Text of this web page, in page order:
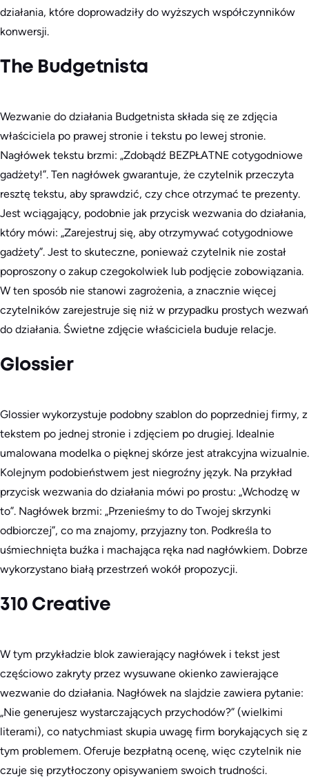
działania, które doprowadziły do wyższych współczynników
konwersji.
The Budgetnista
Wezwanie do działania Budgetnista składa się ze zdjęcia
właściciela po prawej stronie i tekstu po lewej stronie.
Nagłówek tekstu brzmi: „Zdobądź BEZPŁATNE cotygodniowe
gadżety!”. Ten nagłówek gwarantuje, że czytelnik przeczyta
resztę tekstu, aby sprawdzić, czy chce otrzymać te prezenty.
Jest wciągający, podobnie jak przycisk wezwania do działania,
który mówi: „Zarejestruj się, aby otrzymywać cotygodniowe
gadżety”. Jest to skuteczne, ponieważ czytelnik nie został
poproszony o zakup czegokolwiek lub podjęcie zobowiązania.
W ten sposób nie stanowi zagrożenia, a znacznie więcej
czytelników zarejestruje się niż w przypadku prostych wezwań
do działania. Świetne zdjęcie właściciela buduje relacje.
Glossier
Glossier wykorzystuje podobny szablon do poprzedniej firmy, z
tekstem po jednej stronie i zdjęciem po drugiej. Idealnie
umalowana modelka o pięknej skórze jest atrakcyjna wizualnie.
Kolejnym podobieństwem jest niegroźny język. Na przykład
przycisk wezwania do działania mówi po prostu: „Wchodzę w
to”. Nagłówek brzmi: „Przenieśmy to do Twojej skrzynki
odbiorczej”, co ma znajomy, przyjazny ton. Podkreśla to
uśmiechnięta buźka i machająca ręka nad nagłówkiem. Dobrze
wykorzystano białą przestrzeń wokół propozycji.
310 Creative
W tym przykładzie blok zawierający nagłówek i tekst jest
częściowo zakryty przez wysuwane okienko zawierające
wezwanie do działania. Nagłówek na slajdzie zawiera pytanie:
„Nie generujesz wystarczających przychodów?” (wielkimi
literami), co natychmiast skupia uwagę firm borykających się z
tym problemem. Oferuje bezpłatną ocenę, więc czytelnik nie
czuje się przytłoczony opisywaniem swoich trudności.